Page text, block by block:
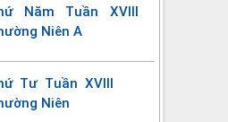
Năm Tuần XVIII
Niên A
Tư Tuần XVIII
Niên